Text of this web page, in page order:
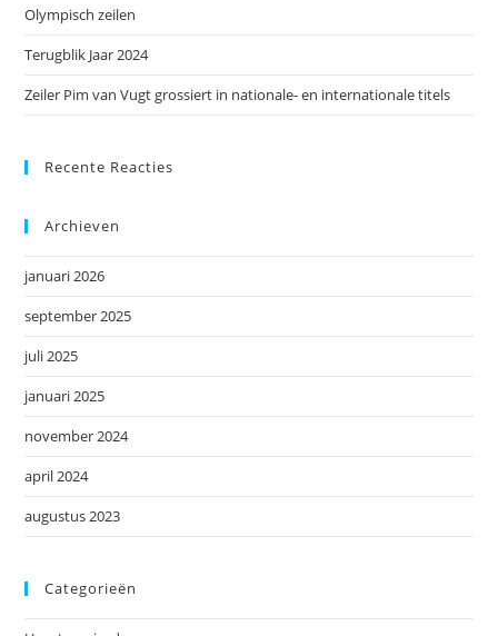
Olympisch zeilen
Terugblik Jaar 2024
Zeiler Pim van Vugt grossiert in nationale- en internationale titels
Recente Reacties
Archieven
januari 2026
september 2025
juli 2025
januari 2025
november 2024
april 2024
augustus 2023
Categorieën